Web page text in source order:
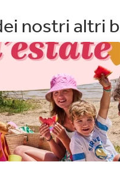
nostri altri